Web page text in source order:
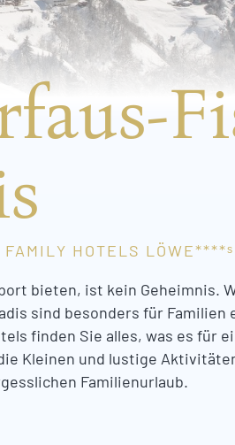
HOTELS
bieten, ist kein Geheimnis.
sind besonders für Familien
finden Sie alles, was es für
Kleinen und lustige
Familienurlaub.